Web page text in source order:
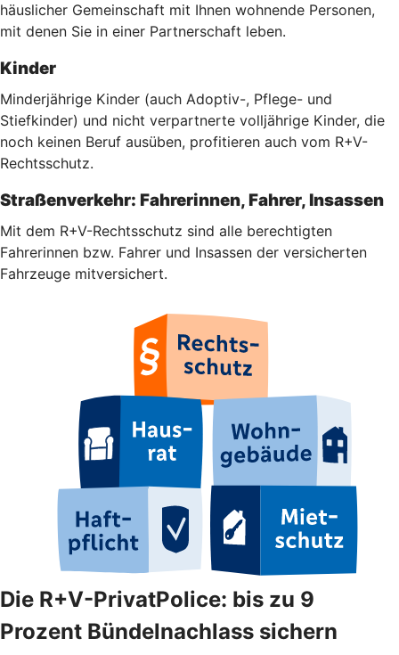
häuslicher Gemeinschaft mit Ihnen wohnende Personen,
mit denen Sie in einer Partnerschaft leben.
Kinder
Minderjährige Kinder (auch Adoptiv-, Pflege- und
Stiefkinder) und nicht verpartnerte volljährige Kinder, die
noch keinen Beruf ausüben, profitieren auch vom R+V-
Rechtsschutz.
Straßenverkehr: Fahrerinnen, Fahrer, Insassen
Mit dem R+V-Rechtsschutz sind alle berechtigten
Fahrerinnen bzw. Fahrer und Insassen der versicherten
Fahrzeuge mitversichert.
Die R+V-PrivatPolice: bis zu 9
Prozent Bündelnachlass sichern